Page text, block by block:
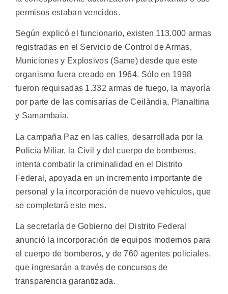
permisos estaban vencidos.
Según explicó el funcionario, existen 113.000 armas
registradas en el Servicio de Control de Armas,
Municiones y Explosivos (Same) desde que este
organismo fuera creado en 1964. Sólo en 1998
fueron requisadas 1.332 armas de fuego, la mayoría
por parte de las comisarías de Ceilàndia, Planaltina
y Samambaia.
La campaña Paz en las calles, desarrollada por la
Policía Miliar, la Civil y del cuerpo de bomberos,
intenta combatir la criminalidad en el Distrito
Federal, apoyada en un incremento importante de
personal y la incorporación de nuevo vehículos, que
se completará este mes.
La secretaría de Gobierno del Distrito Federal
anunció la incorporación de equipos modernos para
el cuerpo de bomberos, y de 760 agentes policiales,
que ingresarán a través de concursos de
transparencia garantizada.